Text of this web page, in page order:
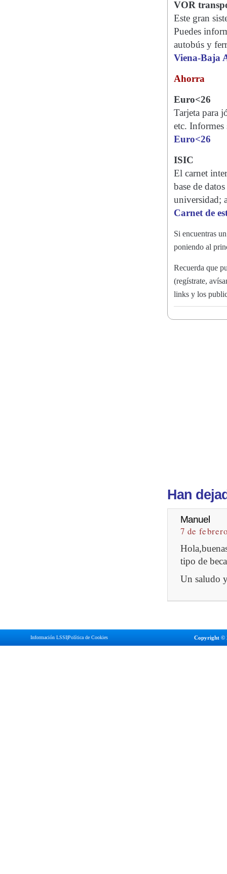
VOR
Este gran
Puedes
autobús y
Viena-Baja
Ahorra
Euro<26
Tarjeta para
etc. Informes
Euro<26
ISIC
El carnet
base de
universidad;
Carnet de
Si encuentras
poniendo al
Recuerda que
(regístrate,
links y los
Han
Manuel
7 de
tipo de
Un saludo
Información LSSI|Política de Cookies Copyright ©